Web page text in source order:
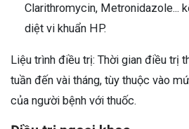
Clarithromycin, Metronidazole...
diệt vi khuẩn HP.
Liệu trình điều trị: Thời gian điều trị
tuần đến vài tháng, tùy thuộc vào
của người bệnh với thuốc.